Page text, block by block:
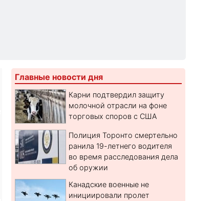
Главные новости дня
Карни подтвердил защиту
молочной отрасли на фоне
торговых споров с США
Полиция Торонто смертельно
ранила 19-летнего водителя
во время расследования дела
об оружии
Канадские военные не
инициировали пролет